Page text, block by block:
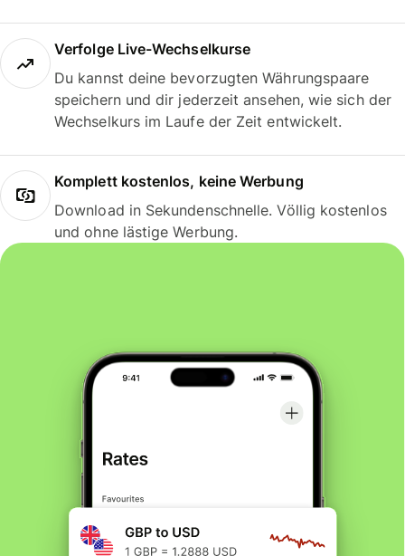
Verfolge Live-Wechselkurse
Du kannst deine bevorzugten Währungspaare
speichern und dir jederzeit ansehen, wie sich der
Wechselkurs im Laufe der Zeit entwickelt.
Komplett kostenlos, keine Werbung
Download in Sekundenschnelle. Völlig kostenlos
und ohne lästige Werbung.